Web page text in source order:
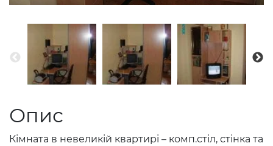
Опис
Кімната в невеликій квартирі – комп.стіл, стінка та